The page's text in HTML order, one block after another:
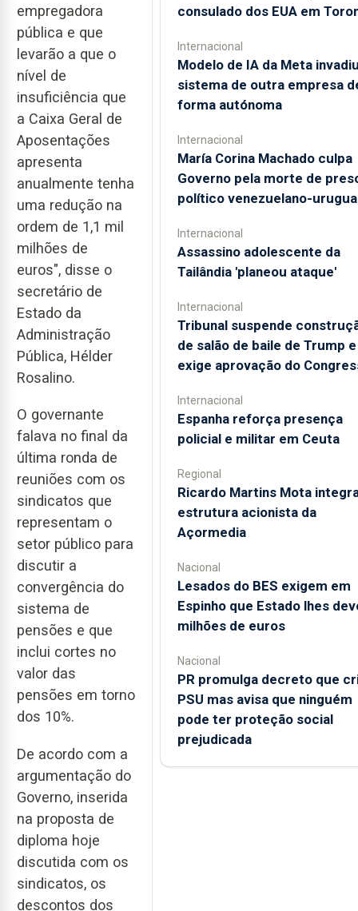
empregadora
pública e que
levarão a que o
nível de
insuficiência que
a Caixa Geral de
Aposentações
apresenta
anualmente tenha
uma redução na
ordem de 1,1 mil
milhões de
euros", disse o
secretário de
Estado da
Administração
Pública, Hélder
Rosalino.
O governante
falava no final da
última ronda de
reuniões com os
sindicatos que
representam o
setor público para
discutir a
convergência do
sistema de
pensões e que
inclui cortes no
valor das
pensões em torno
dos 10%.
De acordo com a
argumentação do
Governo, inserida
na proposta de
diploma hoje
discutida com os
sindicatos, os
descontos dos
consulado dos EUA em
Internacional
Modelo de IA da Meta
sistema de outra empresa
forma autónoma
Internacional
María Corina Machado culpa
Governo pela morte de
político venezuelano-
Internacional
Assassino adolescente da
Tailândia 'planeou ataque'
Internacional
Tribunal suspende
de salão de baile de Trump e
exige aprovação do
Internacional
Espanha reforça presença
policial e militar em Ceuta
Regional
Ricardo Martins Mota
estrutura acionista da
Açormedia
Nacional
Lesados do BES exigem em
Espinho que Estado lhes
milhões de euros
Nacional
PR promulga decreto que
PSU mas avisa que ninguém
pode ter proteção social
prejudicada